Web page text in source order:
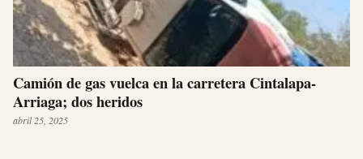
Camión de gas vuelca en la carretera Cintalapa-
Arriaga; dos heridos
abril 25, 2025